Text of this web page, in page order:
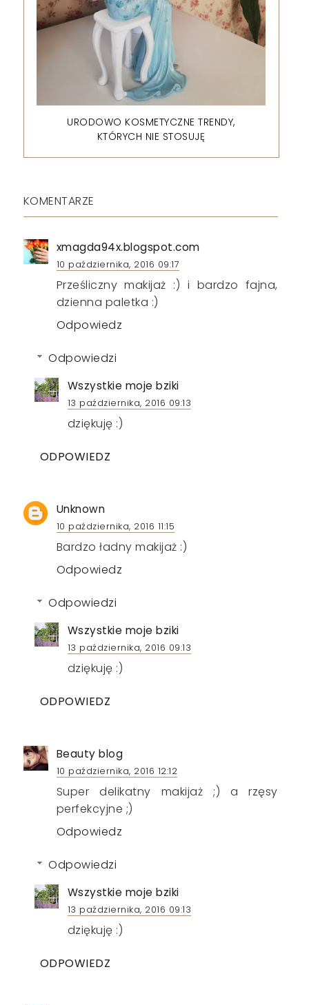
URODOWO KOSMETYCZNE TRENDY,
KTÓRYCH NIE STOSUJĘ
KOMENTARZE
xmagda94x.blogspot.com
10 października, 2016 09:17
Prześliczny makijaż :) i bardzo fajna,
dzienna paletka :)
Odpowiedz
Odpowiedzi
Wszystkie moje bziki
13 października, 2016 09:13
dziękuję :)
ODPOWIEDZ
Unknown
10 października, 2016 11:15
Bardzo ładny makijaż :)
Odpowiedz
Odpowiedzi
Wszystkie moje bziki
13 października, 2016 09:13
dziękuję :)
ODPOWIEDZ
Beauty blog
10 października, 2016 12:12
Super delikatny makijaż ;) a rzęsy
perfekcyjne ;)
Odpowiedz
Odpowiedzi
Wszystkie moje bziki
13 października, 2016 09:13
dziękuję :)
ODPOWIEDZ